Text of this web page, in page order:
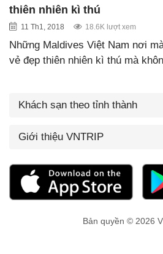
thiên nhiên kì thú
11 Th1, 2018 18.6K lượt xem
Những Maldives Việt Nam nơi
vẻ đẹp thiên nhiên kì thú mà
Khách sạn theo tỉnh thành
Giới thiệu VNTRIP
Bản quyền © 2026